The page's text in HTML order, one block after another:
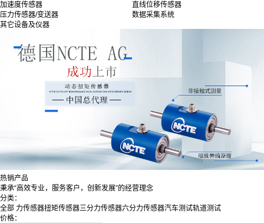
加速度传感器
直线位移传感器
压力传感器/变送器
数据采集系统
其它设备及仪器
热销产品
秉承“高效专业，服务客户，创新发展”的经营理念
分类：
全部 力传感器扭矩传感器三分力传感器六分力传感器汽车测试轨道测试
价格：